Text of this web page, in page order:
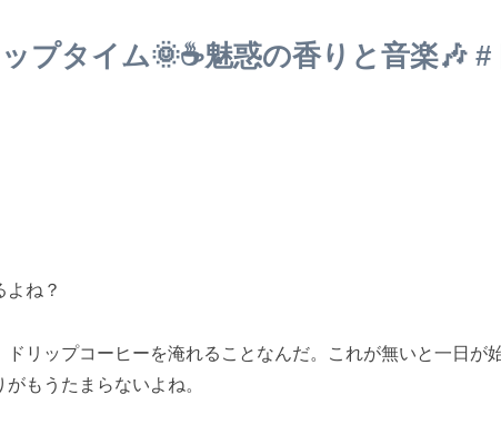
プタイム🌞☕️魅惑の香りと音楽🎶 #
よね？
リップコーヒーを淹れることなんだ。これが無いと一日が
もうたまらないよね。